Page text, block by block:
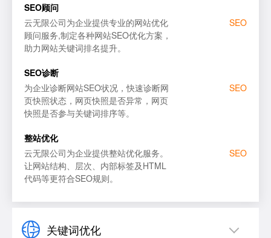
SEO优化诊断搜狗
SEO顾问
SEO
云无限公司为企业提供专业的网站优化
顾问服务,制定各种网站SEO优化方案，
助力网站关键词排名提升。
SEO诊断
SEO
为企业诊断网站SEO状况，快速诊断网
页快照状态，网页快照是否异常，网页
快照是否参与关键词排序等。
整站优化
SEO
云无限公司为企业提供整站优化服务。
让网站结构、层次、内部标签及HTML
代码等更符合SEO规则。
关键词优化